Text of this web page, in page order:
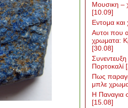
Μουσικη –
[10.09]
Εντομα
Αυτοι που
χρωματα:
[30.08]
Πορτοκαλί
Πως
μπλε
Η Παναγια
[15.08]